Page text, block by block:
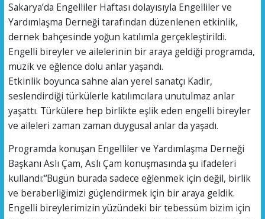
Sakarya’da Engelliler Haftası dolayısıyla Engelliler ve
Yardımlaşma Derneği tarafından düzenlenen etkinlik,
dernek bahçesinde yoğun katılımla gerçekleştirildi.
Engelli bireyler ve ailelerinin bir araya geldiği programda,
müzik ve eğlence dolu anlar yaşandı.
Etkinlik boyunca sahne alan yerel sanatçı Kadir,
seslendirdiği türkülerle katılımcılara unutulmaz anlar
yaşattı. Türkülere hep birlikte eşlik eden engelli bireyler
ve aileleri zaman zaman duygusal anlar da yaşadı.
Programda konuşan Engelliler ve Yardımlaşma Derneği
Başkanı Aslı Çam, Aslı Çam konuşmasında şu ifadeleri
kullandı:“Bugün burada sadece eğlenmek için değil, birlik
ve beraberliğimizi güçlendirmek için bir araya geldik.
Engelli bireylerimizin yüzündeki bir tebessüm bizim için